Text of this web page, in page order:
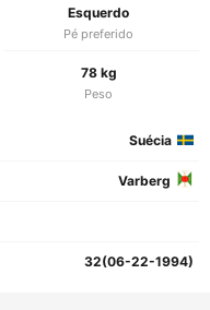
Esquerdo
Pé preferido
78 kg
Peso
Suécia
Varberg
32(06-22-1994)